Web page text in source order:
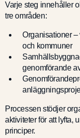
Varje steg innehåller
tre områden:
Organisationer
och kommuner
genomförande
Processen stödjer
aktiviteter för att lyfta,
principer.